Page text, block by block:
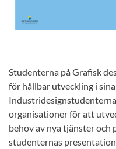
Studenterna på Grafisk
för hållbar utveckling i
organisationer för att
behov av nya tjänster och
studenternas